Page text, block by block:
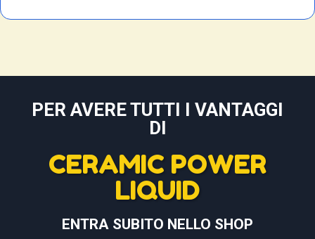
PER AVERE TUTTI I VANTAGGI
DI
CERAMIC POWER
LIQUID
ENTRA SUBITO NELLO SHOP